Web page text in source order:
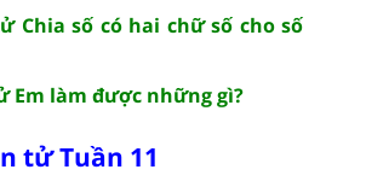
Chia số có hai chữ số cho số
Em làm được những gì?
tử Tuần 11